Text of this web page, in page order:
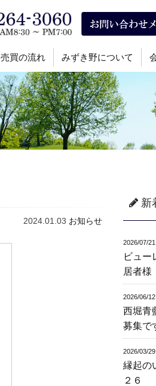
売買の流れ みずき野について
2024.01.03 お知らせ
新
2026/07/21
ビュ
居者
2026/06/12
西堀
募集で
2026/03/29
縁起の
２６